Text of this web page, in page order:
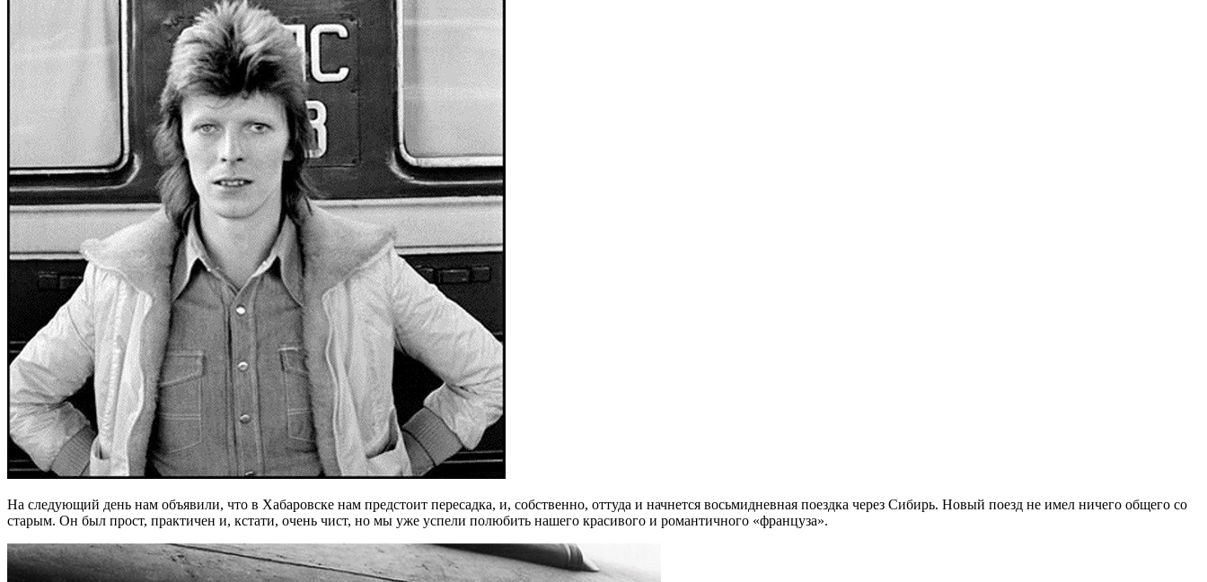
На следующий день нам объявили, что в Хабаровске нам предстоит пересадка, и, собственно, оттуда и начнется восьмидневная поездка через Сибирь. Новый поезд не имел ничего общего со
старым. Он был прост, практичен и, кстати, очень чист, но мы уже успели полюбить нашего красивого и романтичного «француза».